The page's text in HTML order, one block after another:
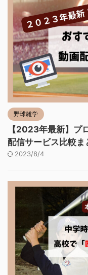
野球雑学
【2023年最新】プ
配信サービス比較ま
2023/8/4